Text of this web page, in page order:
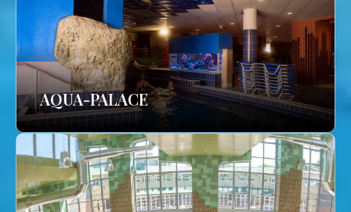
AQUA-PALACE